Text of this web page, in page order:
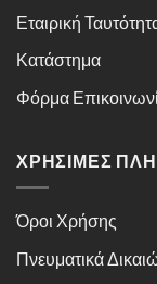
Εταιρική
Κατάστημα
Φόρμα
ΧΡΉΣΙΜΕΣ
Όροι Χρήσης
Πνευματικά